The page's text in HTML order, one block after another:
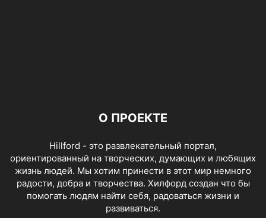
О ПРОЕКТЕ
Hillford - это развлекательный портал,
ориентированный на творческих, думающих и любящих
жизнь людей. Мы хотим принести в этот мир немного
радости, добра и творчества. Хилфорд создан что бы
помогать людям найти себя, радоваться жизни и
развиваться.